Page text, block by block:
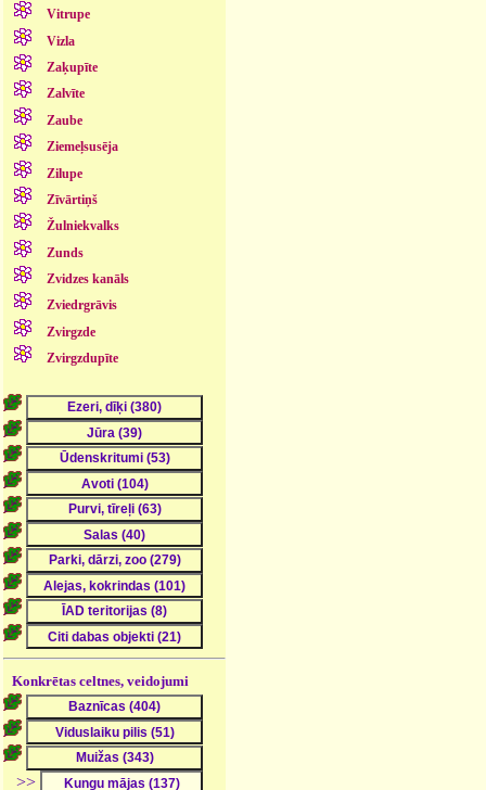
Vitrupe
Vizla
Zaķupīte
Zalvīte
Zaube
Ziemeļsusēja
Zilupe
Zīvārtiņš
Žulniekvalks
Zunds
Zvidzes kanāls
Zviedrgrāvis
Zvirgzde
Zvirgzdupīte
Konkrētas celtnes, veidojumi
>>